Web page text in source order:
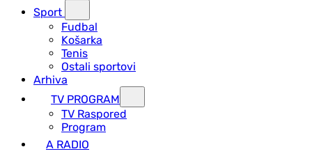
Sport
Fudbal
Košarka
Tenis
Ostali sportovi
Arhiva
TV PROGRAM
ТV Raspored
Program
A RADIO